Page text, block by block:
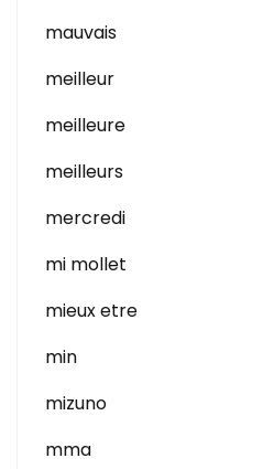
mauvais
meilleur
meilleure
meilleurs
mercredi
mi mollet
mieux etre
min
mizuno
mma